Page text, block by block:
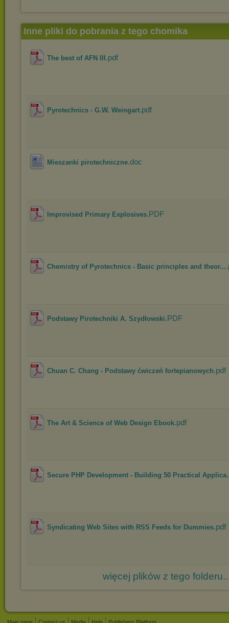
Inne pliki do pobrania z tego chomika
The best of AFN III .pdf
Pyrotechnics - G.W. Weingart.pdf
Mieszanki pirotechniczne.doc
Improvised Primary Explosives.PDF
Chemistry of Pyrotechnics - Basic principles and theor...
Podstawy Pirotechniki A. Szydłowski.PDF
Chuan C. Chang - Podstawy ćwiczeń fortepianowych.pdf
The Art & Science of Web Design Ebook.pdf
Secure PHP Development - Building 50 Practical
Syndicating Web Sites with RSS Feeds for Dummies.pdf
więcej plików z tego